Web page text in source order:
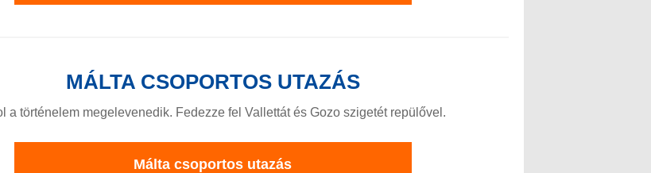
MÁLTA CSOPORTOS UTAZÁS
a történelem megelevenedik. Fedezze fel Vallettát és Gozo szigetét repülővel.
Málta csoportos utazás